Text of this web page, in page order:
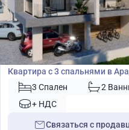
€225 000
Квартира
Квартира с 3 спальнями в
№ 479763 Спален 2
+ НДС
Связаться с